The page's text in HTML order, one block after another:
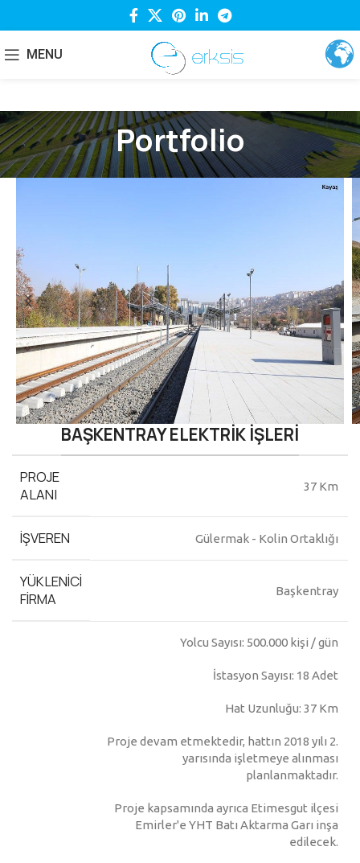
MENU
Portfolio
BAŞKENTRAY ELEKTRİK İŞLERİ
PROJE
ALANI
37 Km
İŞVEREN Gülermak - Kolin Ortaklığı
YÜKLENICI
FIRMA
Başkentray
Yolcu Sayısı: 500.000 kişi / gün
İstasyon Sayısı: 18 Adet
Hat Uzunluğu: 37 Km
Proje devam etmektedir, hattın 2018 yılı 2.
yarısında işletmeye alınması
planlanmaktadır.
Proje kapsamında ayrıca Etimesgut ilçesi
Emirler'e YHT Batı Aktarma Garı inşa
edilecek.